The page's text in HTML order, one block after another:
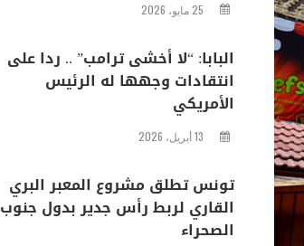
25 مايو، 2026
البابا: “لا أخشى ترامب” .. ردا على
انتقادات وجهها له الرئيس
الأمريكي
13 أبريل، 2026
تونس تطلق مشروع المعبر البري
القاري لربط رأس جدير بدول جنوب
الصحراء